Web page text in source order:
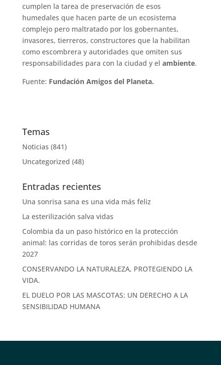
cumplen la tarea de preservación de esos
humedales que hacen parte de un ecosistema
complejo pero maltratado por los gobernantes,
invasores, tierreros, constructores que la habilitan
como escombrera y autoridades que omiten sus
responsabilidades para con la ciudad y el ambiente.
Fuente: Fundación Amigos del Planeta.
Temas
Noticias (841)
Uncategorized (48)
Entradas recientes
Una sonrisa sana es una vida más feliz
La esterilización salva vidas
Colombia da un paso histórico en la protección
animal: las corridas de toros serán prohibidas desde
2027
CONSERVANDO LA NATURALEZA, PROTEGIENDO LA
VIDA.
EL DUELO POR LAS MASCOTAS: UN DERECHO A LA
SENSIBILIDAD HUMANA